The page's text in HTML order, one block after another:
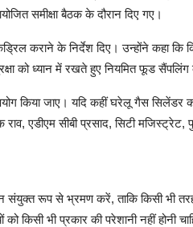
समीक्षा बैठक के दौरान दिए गए।
कराने के निर्देश दिए। उन्होंने कहा कि
को ध्यान में रखते हुए नियमित फूड सैंपलिंग
किया जाए। यदि कहीं घरेलू गैस सिलेंडर
एडीएम सीबी प्रसाद, सिटी मजिस्ट्रेट,
संयुक्त रूप से भ्रमण करें, ताकि किसी भी
किसी भी प्रकार की परेशानी नहीं होनी